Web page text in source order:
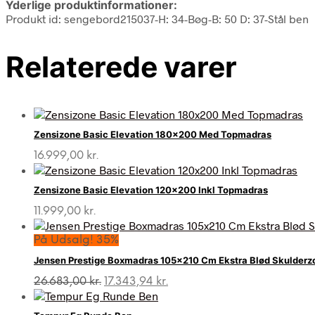
Yderlige produktinformationer:
Produkt id: sengebord215037-H: 34-Bøg-B: 50 D: 37-Stål ben
Relaterede varer
Zensizone Basic Elevation 180×200 Med Topmadras
16.999,00 kr.
Zensizone Basic Elevation 120×200 Inkl Topmadras
11.999,00 kr.
På Udsalg! 35%
Jensen Prestige Boxmadras 105×210 Cm Ekstra Blød
26.683,00kr. Den
oprindelige
17.343,94 kr.